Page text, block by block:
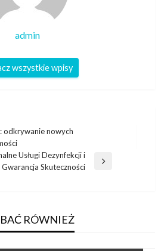
admin
wszystkie wpisy
odkrywanie nowych
Usługi Dezynfekcji i
Skuteczności
RÓWNIEŻ